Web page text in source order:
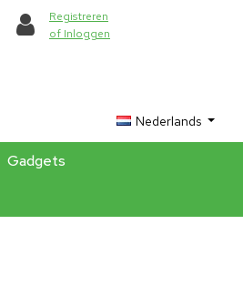
Registreren
of Inloggen
Nederlands
Gadgets